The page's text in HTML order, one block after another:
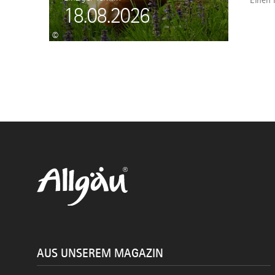
18.08.2026
©
AUS UNSEREM MAGAZIN